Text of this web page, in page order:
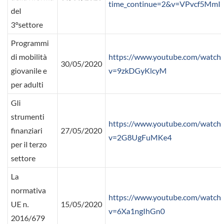
del
3°settore
Programmi
di mobilità
giovanile e
per adulti
30/05/2020
https://www.youtube.com/
v=9zkDGyKlcyM
Gli
strumenti
finanziari
per il terzo
settore
27/05/2020
https://www.youtube.com/
v=2G8UgFuMKe4
La
normativa
UE n.
2016/679
15/05/2020
https://www.youtube.com/
v=6Xa1ngIhGn0